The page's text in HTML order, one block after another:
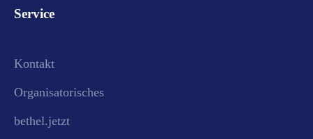
Service
Kontakt
Organisatorisches
bethel.jetzt